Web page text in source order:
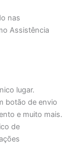
nas
Assistência
lugar.
botão de envio
e muito mais.
de